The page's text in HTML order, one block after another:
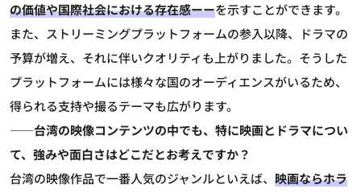
の価値や国際社会における存在感ーーを示すことができます。
また、ストリーミングプラットフォームの参入以降、ドラマの
予算が増え、それに伴いクオリティも上がりました。そうした
プラットフォームには様々な国のオーディエンスがいるため、
得られる支持や撮るテーマも広がります。
――台湾の映像コンテンツの中でも、特に映画とドラマについ
て、強みや面白さはどこだとお考えですか？
台湾の映像作品で一番人気のジャンルといえば、 映画ならホラ